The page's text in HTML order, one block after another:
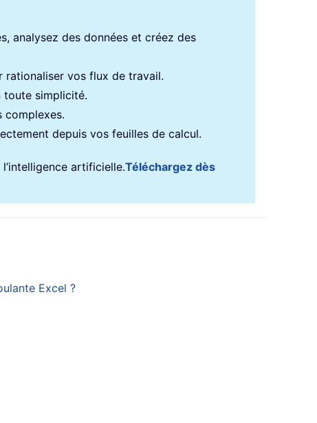
analysez des données et créez des
rationaliser vos flux de travail.
toute simplicité.
complexes.
depuis vos feuilles de calcul.
artificielle.Téléchargez dès
Excel ?